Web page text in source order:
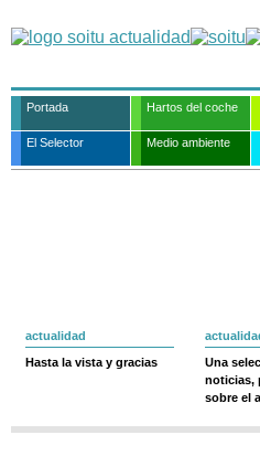
Portada Hartos del coche
El Selector Medio ambiente
actualidad
Hasta la vista y gracias
Una
noticias,
sobre el